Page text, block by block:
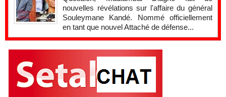
nouvelles révélations sur l'affaire du général
Souleymane Kandé. Nommé officiellement
en tant que nouvel Attaché de défense...